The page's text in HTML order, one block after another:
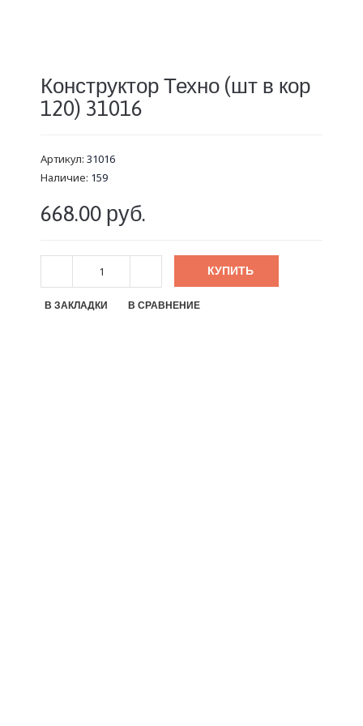
Конструктор Техно (шт в кор
120) 31016
Артикул: 31016
Наличие: 159
668.00 руб.
КУПИТЬ
В ЗАКЛАДКИ В СРАВНЕНИЕ